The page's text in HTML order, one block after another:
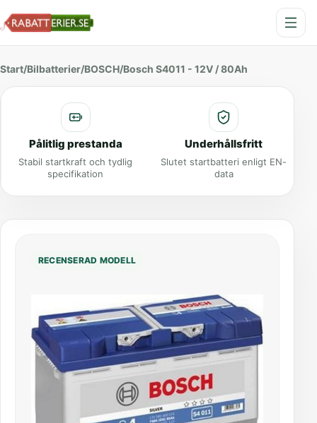
Start/Bilbatterier/BOSCH/Bosch S4011 - 12V / 80Ah
Pålitlig prestanda
Stabil startkraft och tydlig
specifikation
Underhållsfritt
Slutet startbatteri enligt EN-
data
RECENSERAD MODELL